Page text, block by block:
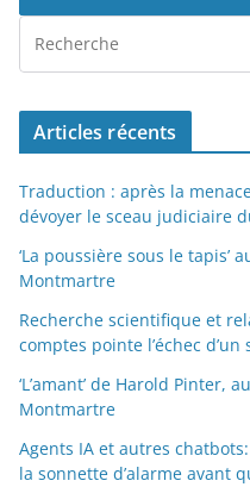
Articles récents
Traduction : après la
dévoyer le sceau judiciaire
‘La poussière sous le tapis’
Montmartre
Recherche scientifique et
comptes pointe l’échec
‘L’amant’ de Harold Pinter,
Montmartre
Agents IA et autres
la sonnette d’alarme avant